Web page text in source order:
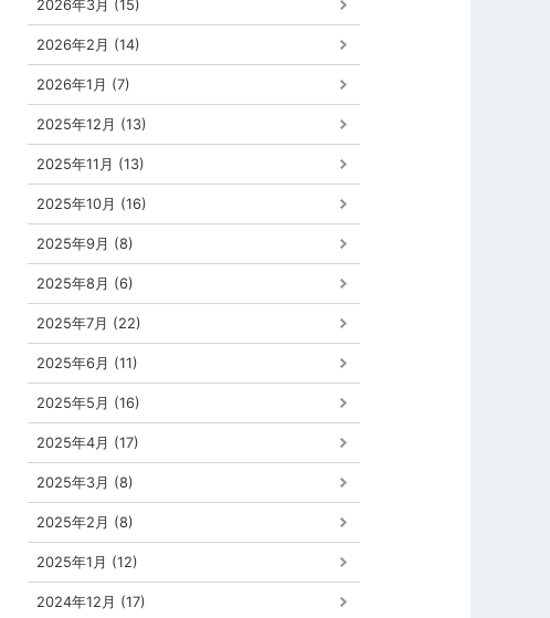
2026年3月 (15)
2026年2月 (14)
2026年1月 (7)
2025年12月 (13)
2025年11月 (13)
2025年10月 (16)
2025年9月 (8)
2025年8月 (6)
2025年7月 (22)
2025年6月 (11)
2025年5月 (16)
2025年4月 (17)
2025年3月 (8)
2025年2月 (8)
2025年1月 (12)
2024年12月 (17)